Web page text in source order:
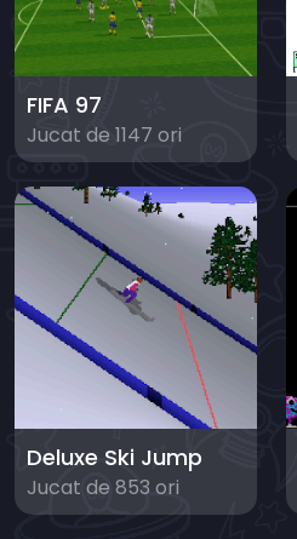
FIFA 97
Jucat de 1147 ori
Deluxe Ski Jump
Jucat de 853 ori